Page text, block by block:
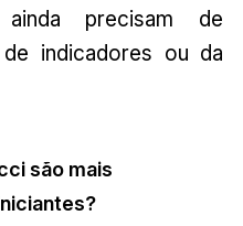
precisam de
indicadores ou da
são mais